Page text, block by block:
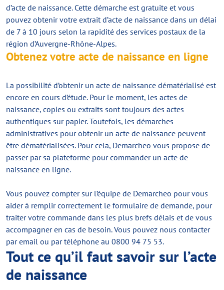
d’acte de naissance. Cette démarche est gratuite et vous
pouvez obtenir votre extrait d’acte de naissance dans un délai
de 7 à 10 jours selon la rapidité des services postaux de la
région d’Auvergne-Rhône-Alpes.
Obtenez votre acte de naissance en ligne
La possibilité d’obtenir un acte de naissance dématérialisé est
encore en cours d’étude. Pour le moment, les actes de
naissance, copies ou extraits sont toujours des actes
authentiques sur papier. Toutefois, les démarches
administratives pour obtenir un acte de naissance peuvent
être dématérialisées. Pour cela, Demarcheo vous propose de
passer par sa plateforme pour commander un acte de
naissance en ligne.
Vous pouvez compter sur l’équipe de Demarcheo pour vous
aider à remplir correctement le formulaire de demande, pour
traiter votre commande dans les plus brefs délais et de vous
accompagner en cas de besoin. Vous pouvez nous contacter
par email ou par téléphone au 0800 94 75 53.
Tout ce qu’il faut savoir sur l’acte
de naissance